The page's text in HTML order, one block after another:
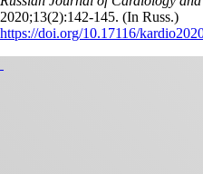
2020;13(2):142‑145. (In Russ.)
https://doi.org/10.17116/